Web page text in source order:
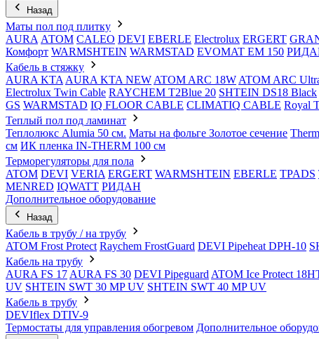
Назад
Маты пол под плитку
AURA АТОМ CALEO DEVI EBERLE Electrolux ERGERT
Комфорт WARMSHTEIN WARMSTAD EVOMAT EM 150
Кабель в стяжку
AURA KTA AURA KTA NEW ATOM ARC 18W ATOM ARC
Electrolux Twin Cable RAYCHEM T2Blue 20 SHTEIN DS18 Black
GS WARMSTAD IQ FLOOR CABLE CLIMATIQ CABLE Royal
Теплый пол под ламинат
Теплолюкс Alumia 50 см. Маты на фольге Золотое сечение
см ИК пленка IN-THERM 100 см
Терморегуляторы для пола
ATOM DEVI VERIA ERGERT WARMSHTEIN EBERLE TPADS
MENRED IQWATT РИДАН
Дополнительное оборудование
Назад
Кабель в трубу / на трубу
ATOM Frost Protect Raychem FrostGuard DEVI Pipeheat DPH-10
Кабель на трубу
AURA FS 17 AURA FS 30 DEVI Pipeguard ATOM Ice Protect
UV SHTEIN SWT 30 MP UV SHTEIN SWT 40 MP UV
Кабель в трубу
DEVIflex DTIV-9
Термостаты для управления обогревом Дополнительное